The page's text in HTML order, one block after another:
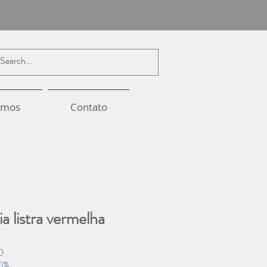
Contato
listra vermelha